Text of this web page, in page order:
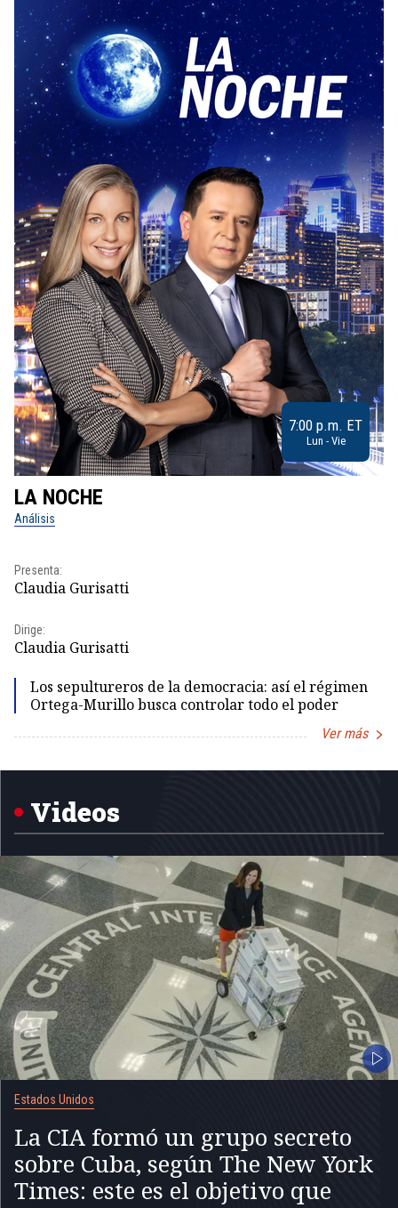
7:00 p.m. ET
Lun - Vie
LA NOCHE
Análisis
Presenta:
Claudia Gurisatti
Dirige:
Claudia Gurisatti
Los sepultureros de la democracia: así el régimen
Ortega-Murillo busca controlar todo el poder
Ver más
1
Videos
Estados Unidos
La CIA formó un grupo secreto
sobre Cuba, según The New York
Times: este es el objetivo que